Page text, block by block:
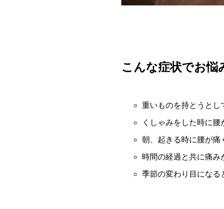
こんな症状でお悩
重いものを持とうとし
くしゃみをした時に腰
朝、起きる時に腰が痛
時間の経過と共に痛み
季節の変わり目になる